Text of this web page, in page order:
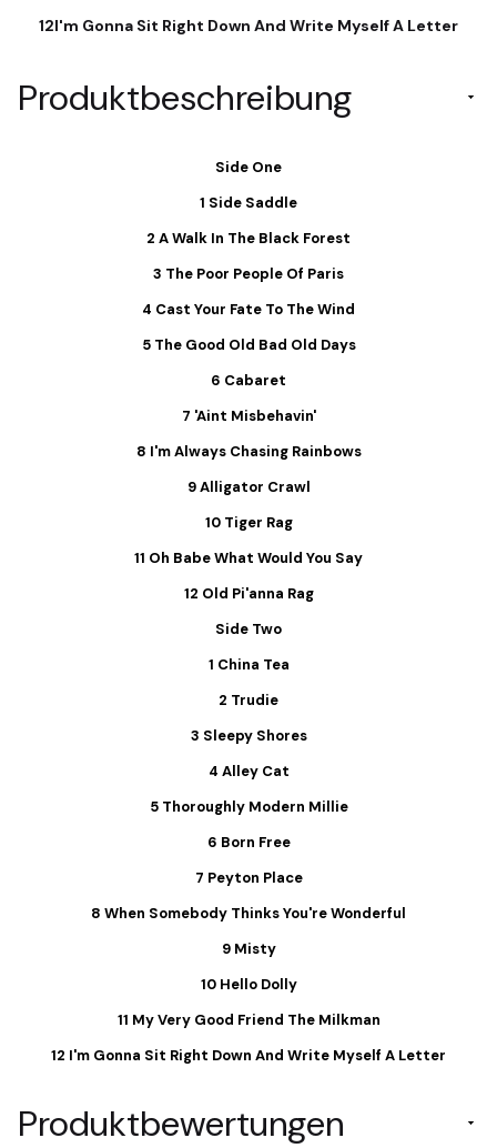
12I'm Gonna Sit Right Down And Write Myself A Letter
Produktbeschreibung
Side One
1 Side Saddle
2 A Walk In The Black Forest
3 The Poor People Of Paris
4 Cast Your Fate To The Wind
5 The Good Old Bad Old Days
6 Cabaret
7 'Aint Misbehavin'
8 I'm Always Chasing Rainbows
9 Alligator Crawl
10 Tiger Rag
11 Oh Babe What Would You Say
12 Old Pi'anna Rag
Side Two
1 China Tea
2 Trudie
3 Sleepy Shores
4 Alley Cat
5 Thoroughly Modern Millie
6 Born Free
7 Peyton Place
8 When Somebody Thinks You're Wonderful
9 Misty
10 Hello Dolly
11 My Very Good Friend The Milkman
12 I'm Gonna Sit Right Down And Write Myself A Letter
Produktbewertungen